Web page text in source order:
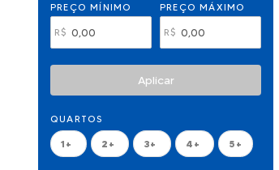
PREÇO MÍNIMO
R$
PREÇO MÁXIMO
R$
Aplicar
QUARTOS
1+ 2+ 3+ 4+ 5+